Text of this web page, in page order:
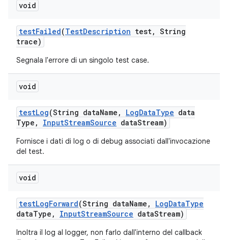
void
testFailed(TestDescription test, String
trace)
Segnala l'errore di un singolo test case.
void
testLog(String dataName , LogDataType data
Type , InputStreamSource dataStream)
Fornisce i dati di log o di debug associati dall'invocazione
del test.
void
testLogForward(String dataName , LogDataType
dataType , InputStreamSource dataStream)
Inoltra il log al logger, non farlo dall'interno del callback